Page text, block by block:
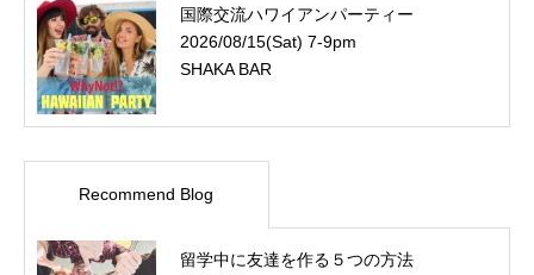
国際交流ハワイアンパーティー
2026/08/15(Sat) 7-9pm
SHAKA BAR
Recommend Blog
留学中に友達を作る５つの方法